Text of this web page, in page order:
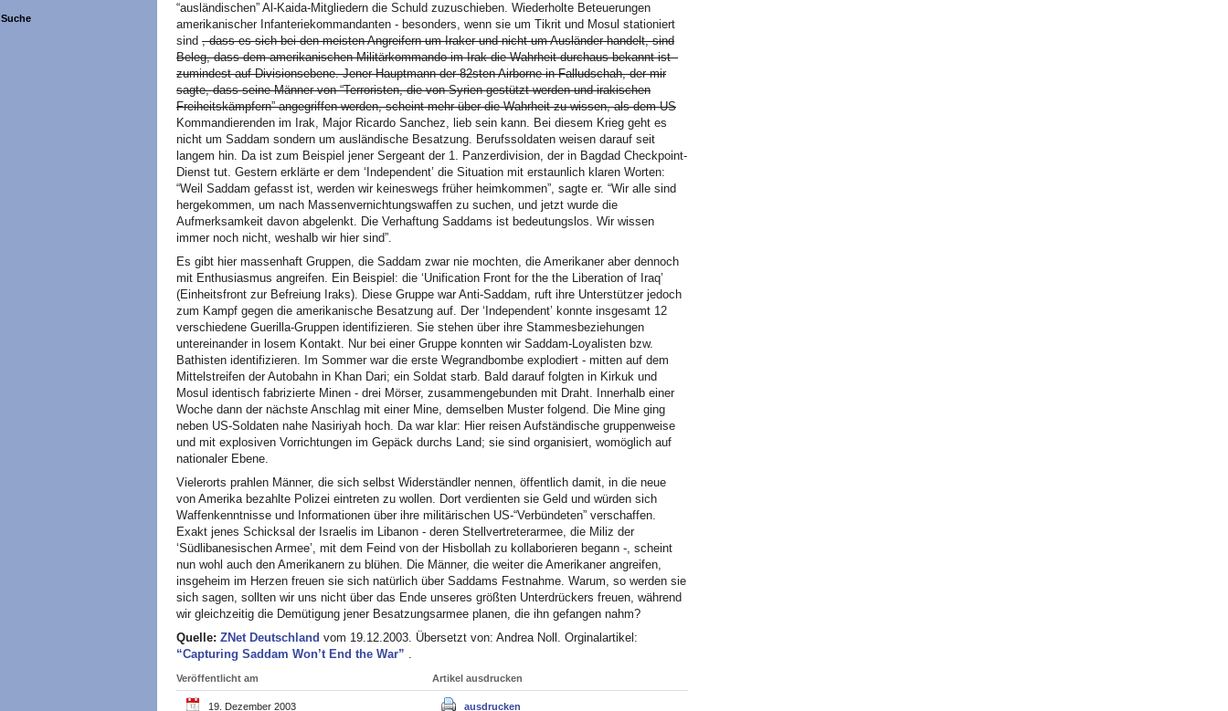
Suche
“ausländischen” Al-Kaida-Mitgliedern die Schuld zuzuschieben. Wiederholte Beteuerungen
amerikanischer Infanteriekommandanten - besonders, wenn sie um Tikrit und Mosul stationiert
sind , dass es sich bei den meisten Angreifern um Iraker und nicht um Ausländer handelt, sind
Beleg, dass dem amerikanischen Militärkommando im Irak die Wahrheit durchaus bekannt ist -
zumindest auf Divisionsebene. Jener Hauptmann der 82sten Airborne in Falludschah, der mir
sagte, dass seine Männer von “Terroristen, die von Syrien gestützt werden und irakischen
Freiheitskämpfern” angegriffen werden, scheint mehr über die Wahrheit zu wissen, als dem US
Kommandierenden im Irak, Major Ricardo Sanchez, lieb sein kann. Bei diesem Krieg geht es
nicht um Saddam sondern um ausländische Besatzung. Berufssoldaten weisen darauf seit
langem hin. Da ist zum Beispiel jener Sergeant der 1. Panzerdivision, der in Bagdad Checkpoint-
Dienst tut. Gestern erklärte er dem ‘Independent’ die Situation mit erstaunlich klaren Worten:
“Weil Saddam gefasst ist, werden wir keineswegs früher heimkommen”, sagte er. “Wir alle sind
hergekommen, um nach Massenvernichtungswaffen zu suchen, und jetzt wurde die
Aufmerksamkeit davon abgelenkt. Die Verhaftung Saddams ist bedeutungslos. Wir wissen
immer noch nicht, weshalb wir hier sind”.
Es gibt hier massenhaft Gruppen, die Saddam zwar nie mochten, die Amerikaner aber dennoch
mit Enthusiasmus angreifen. Ein Beispiel: die ‘Unification Front for the the Liberation of Iraq’
(Einheitsfront zur Befreiung Iraks). Diese Gruppe war Anti-Saddam, ruft ihre Unterstützer jedoch
zum Kampf gegen die amerikanische Besatzung auf. Der ‘Independent’ konnte insgesamt 12
verschiedene Guerilla-Gruppen identifizieren. Sie stehen über ihre Stammesbeziehungen
untereinander in losem Kontakt. Nur bei einer Gruppe konnten wir Saddam-Loyalisten bzw.
Bathisten identifizieren. Im Sommer war die erste Wegrandbombe explodiert - mitten auf dem
Mittelstreifen der Autobahn in Khan Dari; ein Soldat starb. Bald darauf folgten in Kirkuk und
Mosul identisch fabrizierte Minen - drei Mörser, zusammengebunden mit Draht. Innerhalb einer
Woche dann der nächste Anschlag mit einer Mine, demselben Muster folgend. Die Mine ging
neben US-Soldaten nahe Nasiriyah hoch. Da war klar: Hier reisen Aufständische gruppenweise
und mit explosiven Vorrichtungen im Gepäck durchs Land; sie sind organisiert, womöglich auf
nationaler Ebene.
Vielerorts prahlen Männer, die sich selbst Widerständler nennen, öffentlich damit, in die neue
von Amerika bezahlte Polizei eintreten zu wollen. Dort verdienten sie Geld und würden sich
Waffenkenntnisse und Informationen über ihre militärischen US-“Verbündeten” verschaffen.
Exakt jenes Schicksal der Israelis im Libanon - deren Stellvertreterarmee, die Miliz der
‘Südlibanesischen Armee’, mit dem Feind von der Hisbollah zu kollaborieren begann -, scheint
nun wohl auch den Amerikanern zu blühen. Die Männer, die weiter die Amerikaner angreifen,
insgeheim im Herzen freuen sie sich natürlich über Saddams Festnahme. Warum, so werden sie
sich sagen, sollten wir uns nicht über das Ende unseres größten Unterdrückers freuen, während
wir gleichzeitig die Demütigung jener Besatzungsarmee planen, die ihn gefangen nahm?
Quelle: ZNet Deutschland vom 19.12.2003. Übersetzt von: Andrea Noll. Orginalartikel:
“Capturing Saddam Won’t End the War” .
Veröffentlicht am
19. Dezember 2003
Artikel ausdrucken
ausdrucken